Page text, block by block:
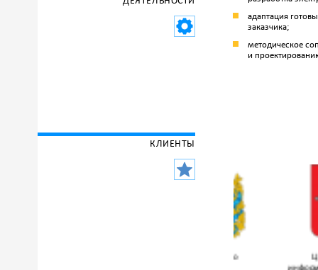
адаптация
заказчика;
методическое
и
КЛИЕНТЫ